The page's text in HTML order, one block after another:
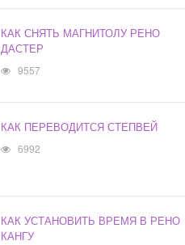
КАК СНЯТЬ МАГНИТОЛУ РЕНО
ДАСТЕР
9557
КАК ПЕРЕВОДИТСЯ СТЕПВЕЙ
6992
КАК УСТАНОВИТЬ ВРЕМЯ В РЕНО
КАНГУ